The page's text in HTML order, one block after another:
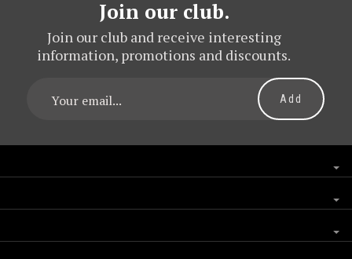
Join our club.
Join our club and receive interesting
information, promotions and discounts.